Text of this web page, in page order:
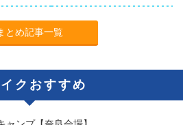
とめ記事一覧
クおすすめ